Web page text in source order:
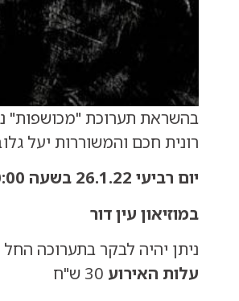
בהשראת תערוכת "מכושפות"
רונית חכם והמשוררות יעל
יום רביעי 26.1.22 בשעה 20:00
במוזיאון עין דור
ניתן יהיה לבקר בתערוכה החל
עלות האירוע